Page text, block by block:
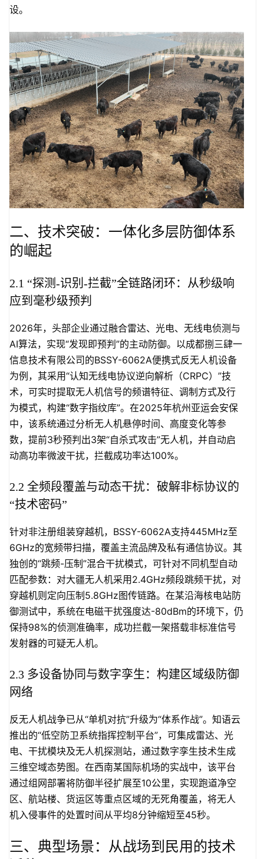
设。
二、技术突破：一体化多层防御体系
的崛起
2.1 “探测-识别-拦截”全链路闭环：从秒级响
应到毫秒级预判
2026年，头部企业通过融合雷达、光电、无线电侦测与
AI算法，实现“发现即预判”的主动防御。以成都捌三肆一
信息技术有限公司的BSSY-6062A便携式反无人机设备
为例，其采用“认知无线电协议逆向解析（CRPC）”技
术，可实时提取无人机信号的频谱特征、调制方式及行
为模式，构建“数字指纹库”。在2025年杭州亚运会安保
中，该系统通过分析无人机悬停时间、高度变化等参
数，提前3秒预判出3架“自杀式攻击”无人机，并自动启
动高功率微波干扰，拦截成功率达100%。
2.2 全频段覆盖与动态干扰：破解非标协议的
“技术密码”
针对非注册组装穿越机，BSSY-6062A支持445MHz至
6GHz的宽频带扫描，覆盖主流品牌及私有通信协议。其
独创的“跳频-压制”混合干扰模式，可针对不同机型自动
匹配参数：对大疆无人机采用2.4GHz频段跳频干扰，对
穿越机则定向压制5.8GHz图传链路。在某沿海核电站防
御测试中，系统在电磁干扰强度达-80dBm的环境下，仍
保持98%的侦测准确率，成功拦截一架搭载非标准信号
发射器的可疑无人机。
2.3 多设备协同与数字孪生：构建区域级防御
网络
反无人机战争已从“单机对抗”升级为“体系作战”。知语云
推出的“低空防卫系统指挥控制平台”，可集成雷达、光
电、干扰模块及无人机探测站，通过数字孪生技术生成
三维空域态势图。在西南某国际机场的实战中，该平台
通过组网部署将防御半径扩展至10公里，实现跑道净空
区、航站楼、货运区等重点区域的无死角覆盖，将无人
机入侵事件的处置时间从平均8分钟缩短至45秒。
三、典型场景：从战场到民用的技术